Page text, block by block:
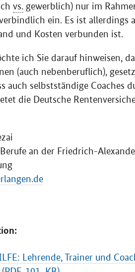
vs. gewerblich) nur im
ein. Es ist allerdings
und Kosten verbunden ist.
ich Sie darauf hinweisen,
(auch nebenberuflich),
auch selbstständige Coaches
die Deutsche
an der Friedrich-
Lehrende, Trainer und